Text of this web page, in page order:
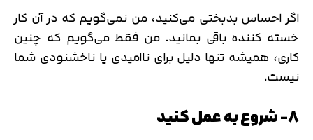
اگر احساس بدبختی می­‌کنید، من نمی­‌گویم که در آن کار
خسته­‌ کننده باقی بمانید. من فقط می­‌گویم که چنین
کاری، همیشه تنها دلیل برای ناامیدی یا ناخشنودی شما
نیست.
8- شروع به عمل کنید متوجه شدم